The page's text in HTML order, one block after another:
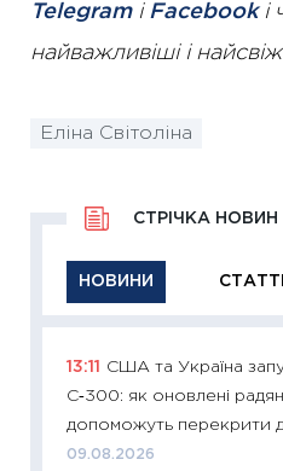
Telegramі Facebookі
найважливіші і
Еліна Світоліна
НОВИНИ СТАТТІ
СТРІЧКА НОВИН
13:11
США та Україна
С‑300: як оновлені
допоможуть перекрити
09.08.2026